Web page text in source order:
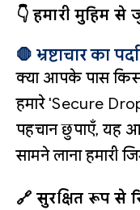
👇 हमारी मुहिम से
🛑 भ्रष्टाचार का
क्या आपके पास
हमारे 'Secure
पहचान छुपाएँ, यह
सामने लाना हमारी
🔗 सुरक्षित रूप से